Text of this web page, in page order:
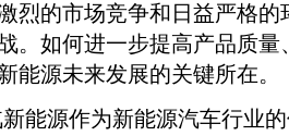
烈的市场竞争和日益严格的
。如何进一步提高产品质量
能源未来发展的关键所在。
能源作为新能源汽车行业